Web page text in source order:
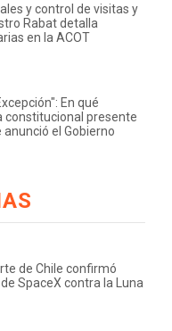
y control de visitas y
Rabat detalla
en la ACOT
En qué
constitucional presente
el Gobierno
de Chile confirmó
SpaceX contra la Luna